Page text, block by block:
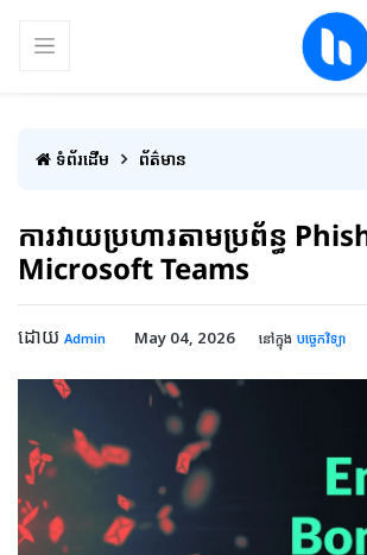
ទំព័រដើម ព័ត៌មាន
ការវាយប្រហារតាមប្រព័ន្ធ
Microsoft Teams
ដោយ Admin May 04, 2026 នៅក្នុង បច្ចេកវិទ្យា